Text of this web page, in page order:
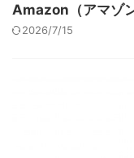
Amazon（アマゾ
2026/7/15